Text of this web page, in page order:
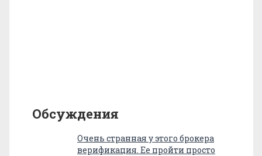
Обсуждения
Очень странная у этого брокера
верификация. Ее пройти просто